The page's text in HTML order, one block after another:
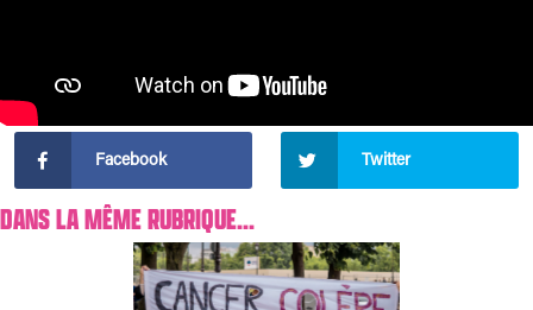
Facebook Twitter
DANS LA MÊME RUBRIQUE...